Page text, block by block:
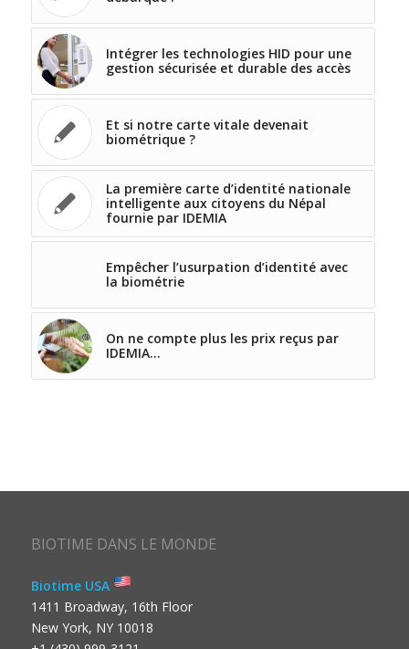
Intégrer les technologies HID pour une
gestion sécurisée et durable des accès
Et si notre carte vitale devenait
biométrique ?
La première carte d’identité nationale
intelligente aux citoyens du Népal
fournie par IDEMIA
Empêcher l’usurpation d’identité avec
la biométrie
On ne compte plus les prix reçus par
IDEMIA…
BIOTIME DANS LE MONDE
Biotime USA
1411 Broadway, 16th Floor
New York, NY 10018